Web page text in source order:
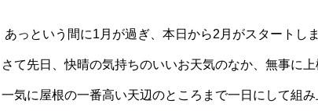
あっという間に1月が過ぎ、本日から2月がスタートし
さて先日、快晴の気持ちのいいお天気のなか、無事に上
一気に屋根の一番高い天辺のところまで一日にして組